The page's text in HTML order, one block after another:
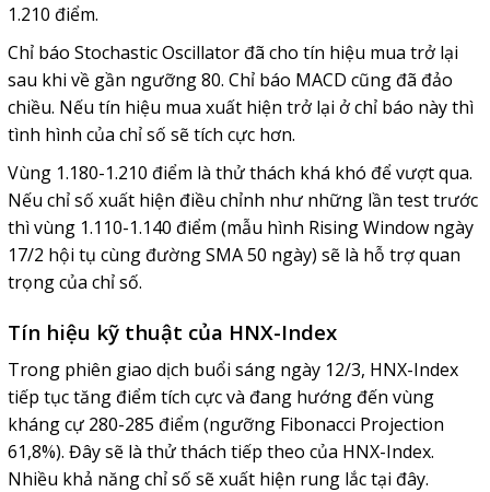
1.210 điểm.
Chỉ báo Stochastic Oscillator đã cho tín hiệu mua trở lại
sau khi về gần ngưỡng 80. Chỉ báo MACD cũng đã đảo
chiều. Nếu tín hiệu mua xuất hiện trở lại ở chỉ báo này thì
tình hình của chỉ số sẽ tích cực hơn.
Vùng 1.180-1.210 điểm là thử thách khá khó để vượt qua.
Nếu chỉ số xuất hiện điều chỉnh như những lần test trước
thì vùng 1.110-1.140 điểm (mẫu hình Rising Window ngày
17/2 hội tụ cùng đường SMA 50 ngày) sẽ là hỗ trợ quan
trọng của chỉ số.
Tín hiệu kỹ thuật của HNX-Index
Trong phiên giao dịch buổi sáng ngày 12/3, HNX-Index
tiếp tục tăng điểm tích cực và đang hướng đến vùng
kháng cự 280-285 điểm (ngưỡng Fibonacci Projection
61,8%). Đây sẽ là thử thách tiếp theo của HNX-Index.
Nhiều khả năng chỉ số sẽ xuất hiện rung lắc tại đây.